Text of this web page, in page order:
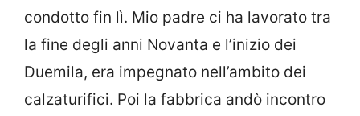
condotto fin lì. Mio padre ci ha lavorato tra
la fine degli anni Novanta e l’inizio dei
Duemila, era impegnato nell’ambito dei
calzaturifici. Poi la fabbrica andò incontro